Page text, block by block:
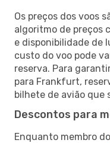
Os preços dos voos
algoritmo de preços
e disponibilidade de
custo do voo pode
reserva. Para
para Frankfurt,
bilhete de avião que
Descontos para
Enquanto membro do